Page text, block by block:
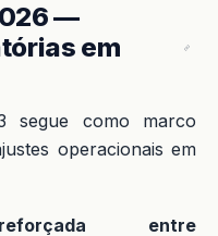
—
em
segue como marco
operacionais em
entre